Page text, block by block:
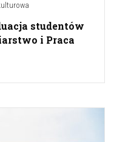
studentów
i Praca